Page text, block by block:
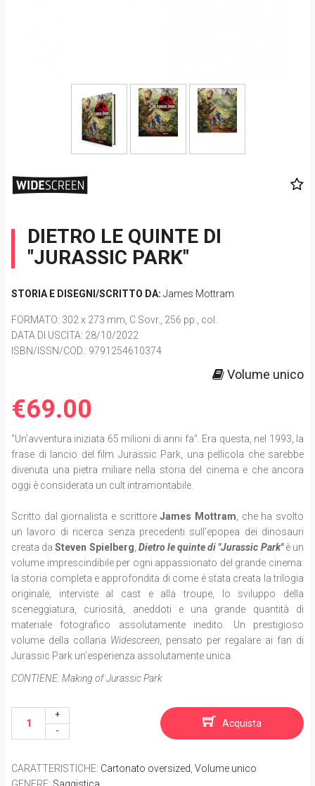
DIETRO LE QUINTE DI
"JURASSIC PARK"
STORIA E DISEGNI/SCRITTO DA: James Mottram
FORMATO: 302 x 273 mm, C Sovr., 256 pp., col.
DATA DI USCITA: 28/10/2022
ISBN/ISSN/COD.: 9791254610374
Volume unico
€69.00
"Un’avventura iniziata 65 milioni di anni fa". Era questa, nel 1993, la
frase di lancio del film Jurassic Park, una pellicola che sarebbe
divenuta una pietra miliare nella storia del cinema e che ancora
oggi è considerata un cult intramontabile.
Scritto dal giornalista e scrittoreJames Mottram , che ha svolto
un lavoro di ricerca senza precedenti sull’epopea dei dinosauri
creata daSteven Spielberg Dietro le quinte di "Jurassic Park"è un
volume imprescindibile per ogni appassionato del grande cinema:
la storia completa e approfondita di come è stata creata la trilogia
originale, interviste al cast e alla troupe, lo sviluppo della
sceneggiatura, curiosità, aneddoti e una grande quantità di
materiale fotografico assolutamente inedito. Un prestigioso
volume della collana Widescreen , pensato per regalare ai fan di
Jurassic Park un’esperienza assolutamente unica.
CONTIENE:Making of Jurassic Park
Acquista
CARATTERISTICHE: Cartonato oversized Volume unico